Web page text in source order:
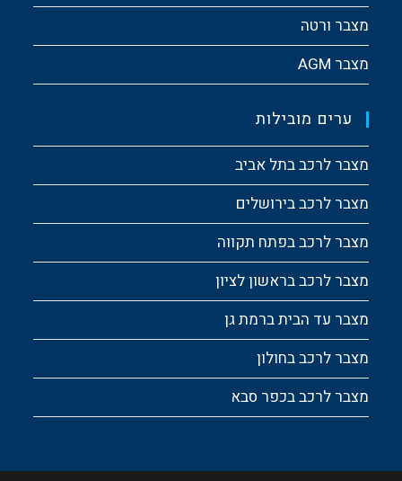
מצבר ורטה
מצבר AGM
ערים מובילות
מצבר לרכב בתל אביב
מצבר לרכב בירושלים
מצבר לרכב בפתח תקווה
מצבר לרכב בראשון לציון
מצבר עד הבית ברמת גן
מצבר לרכב בחולון
מצבר לרכב בכפר סבא